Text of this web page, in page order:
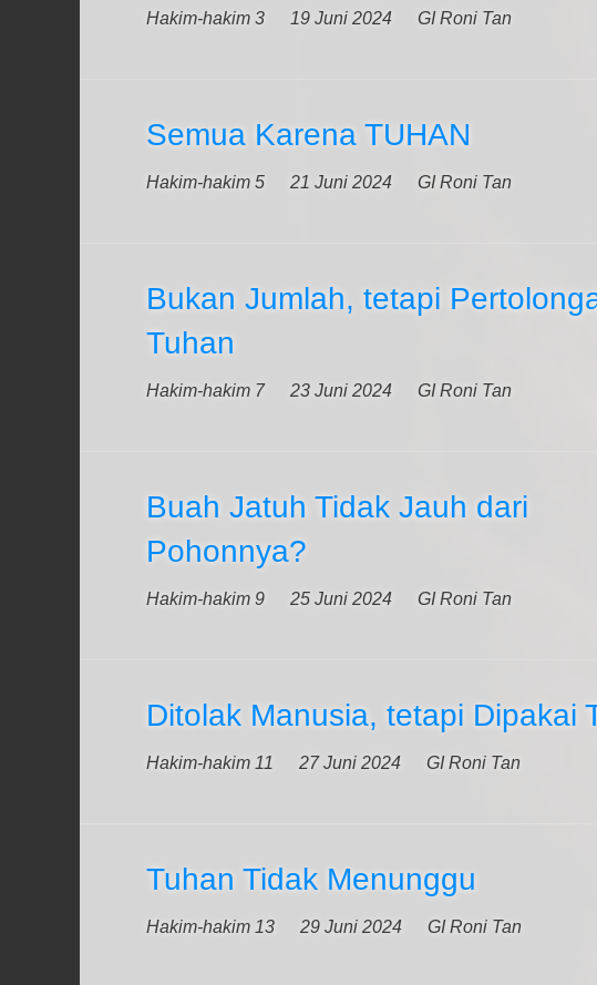
Hakim-hakim 3 19 Juni 2024 GI Roni Tan
Semua Karena TUHAN
Hakim-hakim 5 21 Juni 2024 GI Roni Tan
Bukan Jumlah, tetapi
Tuhan
Hakim-hakim 7 23 Juni 2024 GI Roni Tan
Buah Jatuh Tidak Jauh dari
Pohonnya?
Hakim-hakim 9 25 Juni 2024 GI Roni Tan
Ditolak Manusia, tetapi Dipakai
Hakim-hakim 11 27 Juni 2024 GI Roni Tan
Tuhan Tidak Menunggu
Hakim-hakim 13 29 Juni 2024 GI Roni Tan